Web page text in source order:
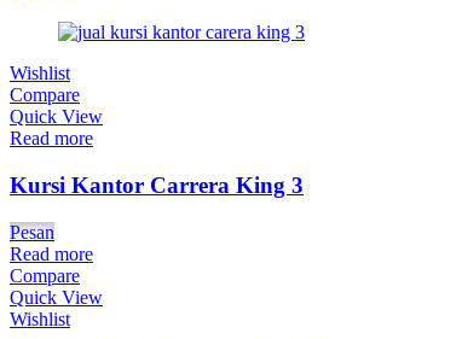
Wishlist
Compare
Quick View
Read more
Kursi Kantor Carrera King 3
Pesan
Read more
Compare
Quick View
Wishlist